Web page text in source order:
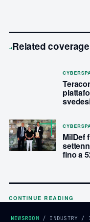
→Related coverage
MilDef
fino a
CONTINUE READING
NEWSROOM / INDUSTRY /